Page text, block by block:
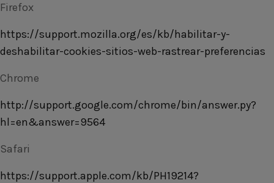
Firefox
https://support.mozilla.org/es/kb/habilitar-y-
deshabilitar-cookies-sitios-web-rastrear-preferencias
Chrome
http://support.google.com/chrome/bin/answer.py?
hl=en&answer=9564
Safari
https://support.apple.com/kb/PH19214?